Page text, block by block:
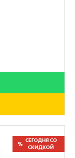
СЕГОДНЯ СО
СКИДКОЙ